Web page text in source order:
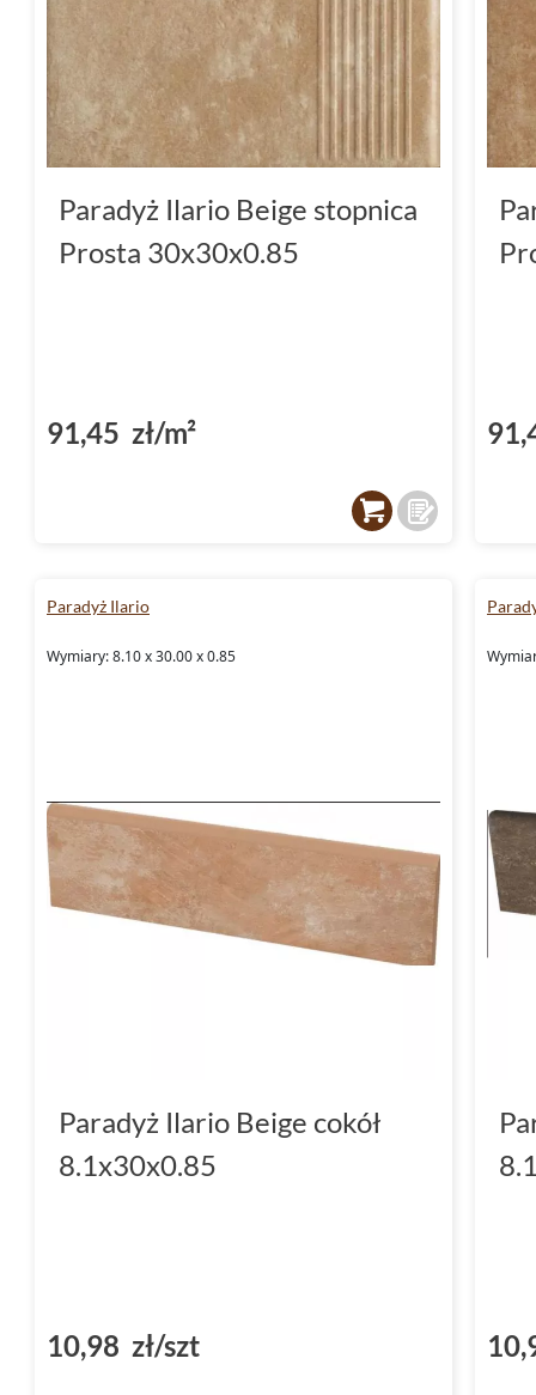
Paradyż Ilario Beige stopnica
Prosta 30x30x0.85
91,45 zł/m²
Paradyż Ilario
Wymiary: 8.10 x 30.00 x 0.85
Paradyż Ilario Beige cokół
8.1x30x0.85
10,98 zł/szt